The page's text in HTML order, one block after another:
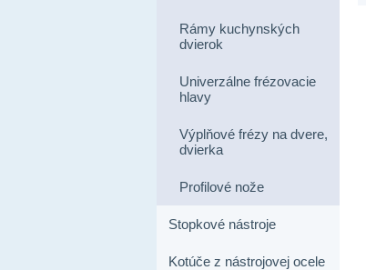
Rámy kuchynských
dvierok
Univerzálne frézovacie
hlavy
Výplňové frézy na dvere,
dvierka
Profilové nože
Stopkové nástroje
Kotúče z nástrojovej ocele